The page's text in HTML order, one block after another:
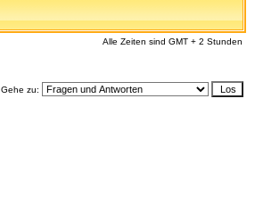
Alle Zeiten sind GMT + 2 Stunden
Gehe zu: